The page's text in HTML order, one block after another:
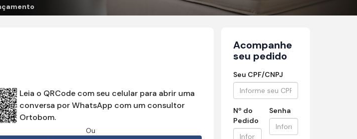
Leia o QRCode com seu celular para abrir uma
conversa por WhatsApp com um consultor
Ortobom.
Ou
Acompanhe
seu pedido
Seu CPF/CNPJ
Nº do
Pedido
Senha